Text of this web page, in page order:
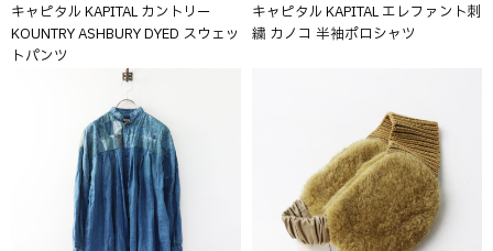
キャピタル KAPITAL カントリー
KOUNTRY ASHBURY DYED スウェッ
トパンツ
キャピタル KAPITAL エレファント刺
繍 カノコ 半袖ポロシャツ